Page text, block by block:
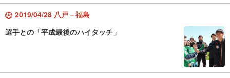
2019/04/28 八戸－福島
選手との「平成最後のハイタッチ」